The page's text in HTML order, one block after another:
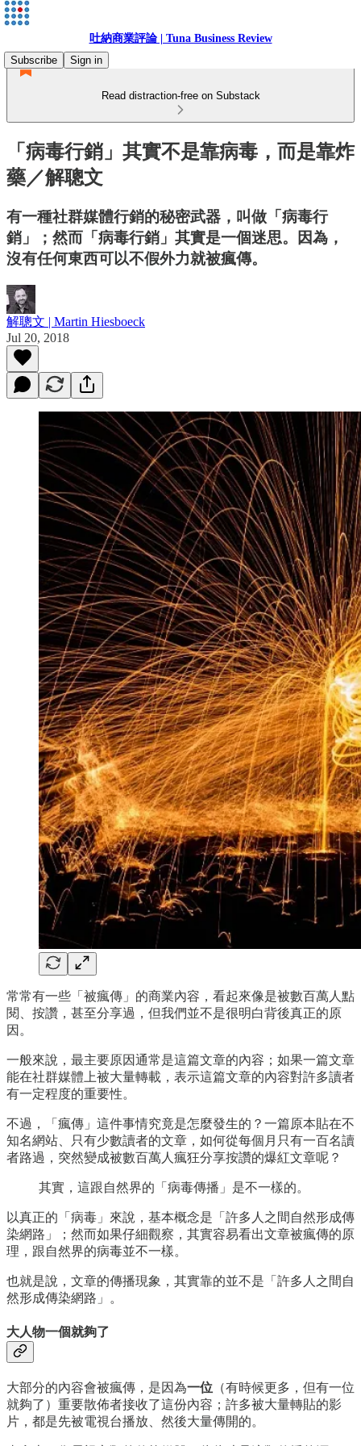
吐納商業評論 | Tuna Business Review
Subscribe
Sign in
Read distraction-free on Substack
「病毒行銷」其實不是靠病毒，而是靠炸
藥／解聰文
有一種社群媒體行銷的秘密武器，叫做「病毒行
銷」；然而「病毒行銷」其實是一個迷思。因為，
沒有任何東西可以不假外力就被瘋傳。
解聰文 | Martin Hiesboeck
Jul 20, 2018
常常有一些「被瘋傳」的商業內容，看起來像是被數百萬人點
閱、按讚，甚至分享過，但我們並不是很明白背後真正的原
因。
一般來說，最主要原因通常是這篇文章的內容；如果一篇文章
能在社群媒體上被大量轉載，表示這篇文章的內容對許多讀者
有一定程度的重要性。
不過，「瘋傳」這件事情究竟是怎麼發生的？一篇原本貼在不
知名網站、只有少數讀者的文章，如何從每個月只有一百名讀
者路過，突然變成被數百萬人瘋狂分享按讚的爆紅文章呢？
其實，這跟自然界的「病毒傳播」是不一樣的。
以真正的「病毒」來說，基本概念是「許多人之間自然形成傳
染網路」；然而如果仔細觀察，其實容易看出文章被瘋傳的原
理，跟自然界的病毒並不一樣。
也就是說，文章的傳播現象，其實靠的並不是「許多人之間自
然形成傳染網路」。
大人物一個就夠了
大部分的內容會被瘋傳，是因為一位 （有時候更多，但有一位
就夠了）重要散佈者接收了這份內容；許多被大量轉貼的影
片，都是先被電視台播放、然後大量傳開的。